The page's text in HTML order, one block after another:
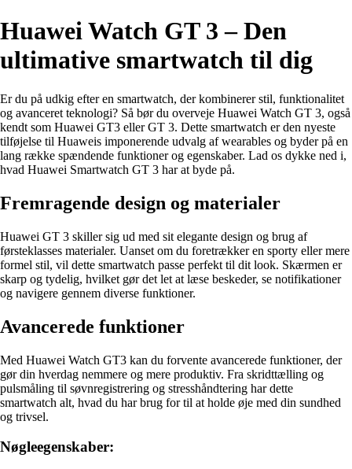
Huawei Watch GT 3 – Den
ultimative smartwatch til dig
Er du på udkig efter en smartwatch, der kombinerer stil, funktionalitet
og avanceret teknologi? Så bør du overveje Huawei Watch GT 3, også
kendt som Huawei GT3 eller GT 3. Dette smartwatch er den nyeste
tilføjelse til Huaweis imponerende udvalg af wearables og byder på en
lang række spændende funktioner og egenskaber. Lad os dykke ned i,
hvad Huawei Smartwatch GT 3 har at byde på.
Fremragende design og materialer
Huawei GT 3 skiller sig ud med sit elegante design og brug af
førsteklasses materialer. Uanset om du foretrækker en sporty eller mere
formel stil, vil dette smartwatch passe perfekt til dit look. Skærmen er
skarp og tydelig, hvilket gør det let at læse beskeder, se notifikationer
og navigere gennem diverse funktioner.
Avancerede funktioner
Med Huawei Watch GT3 kan du forvente avancerede funktioner, der
gør din hverdag nemmere og mere produktiv. Fra skridttælling og
pulsmåling til søvnregistrering og stresshåndtering har dette
smartwatch alt, hvad du har brug for til at holde øje med din sundhed
og trivsel.
Nøgleegenskaber: